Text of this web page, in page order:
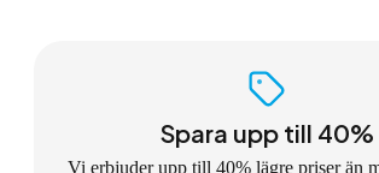
Spara upp till 40%
Vi erbjuder upp till 40% lägre priser än